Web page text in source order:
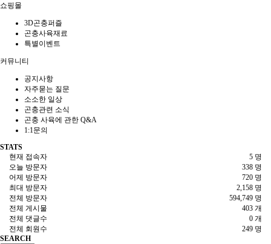
쇼핑몰
3D곤충퍼즐
곤충사육재료
특별이벤트
커뮤니티
공지사항
자주묻는 질문
소소한 일상
곤충관련 소식
곤충 사육에 관한 Q&A
1:1문의
STATS
5 명
현재 접속자
338 명
오늘 방문자
720 명
어제 방문자
2,158 명
최대 방문자
594,749 명
전체 방문자
403 개
전체 게시물
0 개
전체 댓글수
249 명
전체 회원수
SEARCH